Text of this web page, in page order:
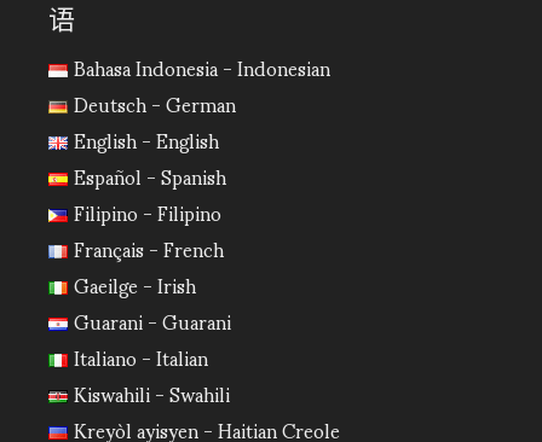
语
Bahasa Indonesia - Indonesian
Deutsch - German
English - English
Español - Spanish
Filipino - Filipino
Français - French
Gaeilge - Irish
Guarani - Guarani
Italiano - Italian
Kiswahili - Swahili
Kreyòl ayisyen - Haitian Creole